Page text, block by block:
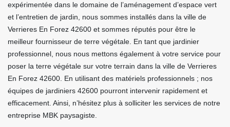
expérimentée dans le domaine de l’aménagement d’espace vert
et l’entretien de jardin, nous sommes installés dans la ville de
Verrieres En Forez 42600 et sommes réputés pour être le
meilleur fournisseur de terre végétale. En tant que jardinier
professionnel, nous nous mettons également à votre service pour
poser la terre végétale sur votre terrain dans la ville de Verrieres
En Forez 42600. En utilisant des matériels professionnels ; nos
équipes de jardiniers 42600 pourront intervenir rapidement et
efficacement. Ainsi, n’hésitez plus à solliciter les services de notre
entreprise MBK paysagiste.